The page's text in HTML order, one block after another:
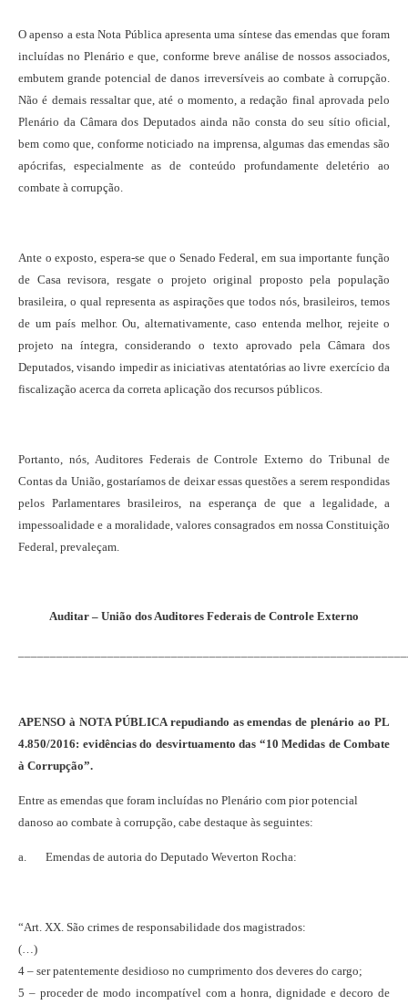
O apenso a esta Nota Pública apresenta uma síntese das emendas que foram
incluídas no Plenário e que, conforme breve análise de nossos associados,
embutem grande potencial de danos irreversíveis ao combate à corrupção.
Não é demais ressaltar que, até o momento, a redação final aprovada pelo
Plenário da Câmara dos Deputados ainda não consta do seu sítio oficial,
bem como que, conforme noticiado na imprensa, algumas das emendas são
apócrifas, especialmente as de conteúdo profundamente deletério ao
combate à corrupção.
Ante o exposto, espera-se que o Senado Federal, em sua importante função
de Casa revisora, resgate o projeto original proposto pela população
brasileira, o qual representa as aspirações que todos nós, brasileiros, temos
de um país melhor. Ou, alternativamente, caso entenda melhor, rejeite o
projeto na íntegra, considerando o texto aprovado pela Câmara dos
Deputados, visando impedir as iniciativas atentatórias ao livre exercício da
fiscalização acerca da correta aplicação dos recursos públicos.
Portanto, nós, Auditores Federais de Controle Externo do Tribunal de
Contas da União, gostaríamos de deixar essas questões a serem respondidas
pelos Parlamentares brasileiros, na esperança de que a legalidade, a
impessoalidade e a moralidade, valores consagrados em nossa Constituição
Federal, prevaleçam.
Auditar – União dos Auditores Federais de Controle Externo
APENSO à NOTA PÚBLICA repudiando as emendas de plenário ao PL
4.850/2016: evidências do desvirtuamento das “10 Medidas de Combate
à Corrupção”.
Entre as emendas que foram incluídas no Plenário com pior potencial
danoso ao combate à corrupção, cabe destaque às seguintes:
a. Emendas de autoria do Deputado Weverton Rocha:
“Art. XX. São crimes de responsabilidade dos magistrados:
(…)
4 – ser patentemente desidioso no cumprimento dos deveres do cargo;
5 – proceder de modo incompatível com a honra, dignidade e decoro de